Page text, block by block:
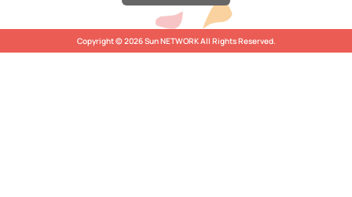
Copyright © 2026 Sun NETWORK All Rights Reserved.